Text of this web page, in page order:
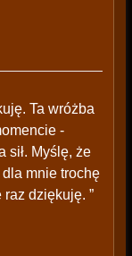
Ta wróżba
-
sił. Myślę, że
mnie trochę
raz dziękuję. ”